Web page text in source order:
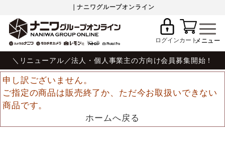
｜ナニワグループオンライン
ログインカート
＼リニューアル／法人・個人事業主の方向け会員募集開始！
申し訳ございません。
ご指定の商品は販売終了か、ただ今お取扱いできない
商品です。
ホームへ戻る